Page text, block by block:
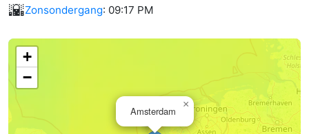
🌇Zonsondergang: 09:17 PM
Amsterdam
×
+
−